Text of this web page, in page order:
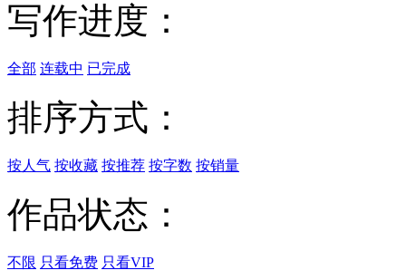
写作进度：
全部 连载中 已完成
排序方式：
按人气 按收藏 按推荐 按字数 按销量
作品状态：
不限 只看免费 只看VIP